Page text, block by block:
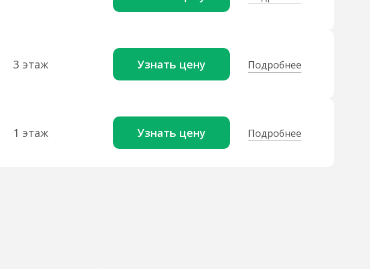
3 этаж Узнать цену Подробнее
1 этаж Узнать цену Подробнее